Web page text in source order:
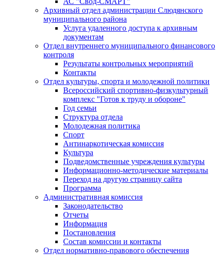
Архивный отдел администрации Слюдянского
муниципального района
Услуга удаленного доступа к архивным
документам
Отдел внутреннего муниципального финансового
контроля
Результаты контрольных мероприятий
Контакты
Отдел культуры, спорта и молодежной политики
Всероссийский спортивно-физкультурный
комплекс "Готов к труду и обороне"
Год семьи
Структура отдела
Молодежная политика
Спорт
Антинаркотическая комиссия
Культура
Подведомственные учреждения культуры
Информационно-методические материалы
Переход на другую страницу сайта
Программа
Административная комиссия
Законодательство
Отчеты
Информация
Постановления
Состав комиссии и контакты
Отдел нормативно-правового обеспечения